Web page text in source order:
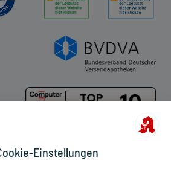
Einstellungen